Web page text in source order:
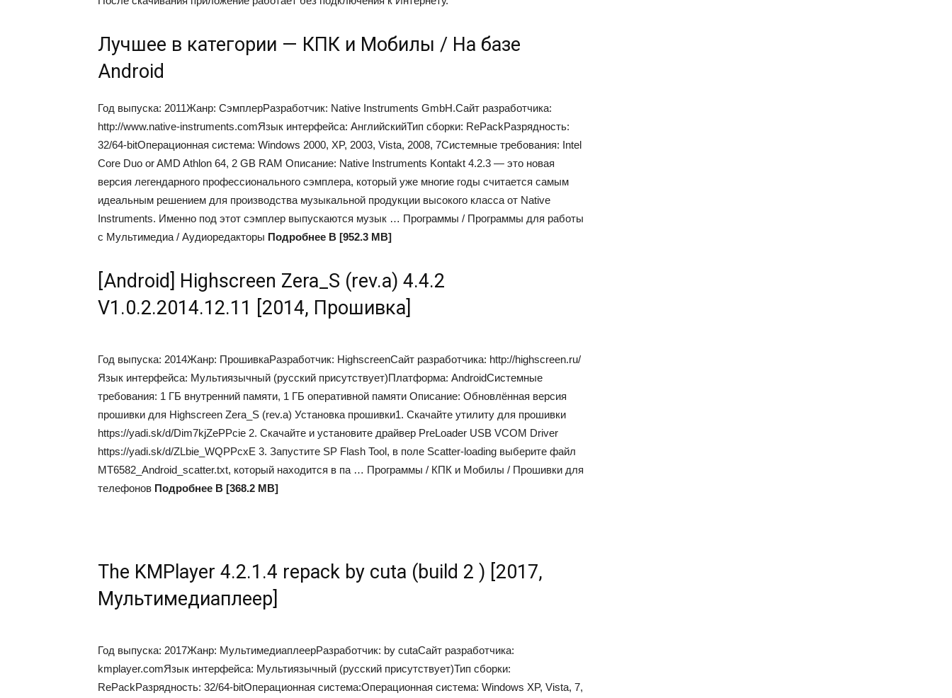
Лучшее в категории — КПК и Мобилы / На базе
Android
Год выпуска: 2011Жанр: СэмплерРазработчик: Native Instruments GmbH.Сайт разработчика:
http://www.native-instruments.comЯзык интерфейса: АнглийскийТип сборки: RePackРазрядность:
32/64-bitОперационная система: Windows 2000, XP, 2003, Vista, 2008, 7Системные требования: Intel
Core Duo or AMD Athlon 64, 2 GB RAM Описание: Native Instruments Kontakt 4.2.3 — это новая
версия легендарного профессионального сэмплера, который уже многие годы считается самым
идеальным решением для производства музыкальной продукции высокого класса от Native
Instruments. Именно под этот сэмплер выпускаются музык … Программы / Программы для работы
с Мультимедиа / Аудиоредакторы Подробнее В [952.3 MB]
[Android] Highscreen Zera_S (rev.a) 4.4.2
V1.0.2.2014.12.11 [2014, Прошивка]
Год выпуска: 2014Жанр: ПрошивкаРазработчик: HighscreenСайт разработчика: http://highscreen.ru/
Язык интерфейса: Мультиязычный (русский присутствует)Платформа: AndroidСистемные
требования: 1 ГБ внутренний памяти, 1 ГБ оперативной памяти Описание: Обновлённая версия
прошивки для Highscreen Zera_S (rev.a) Установка прошивки1. Скачайте утилиту для прошивки
https://yadi.sk/d/Dim7kjZePPcie 2. Скачайте и установите драйвер PreLoader USB VCOM Driver
https://yadi.sk/d/ZLbie_WQPPcxE 3. Запустите SP Flash Tool, в поле Scatter-loading выберите файл
MT6582_Android_scatter.txt, который находится в па … Программы / КПК и Мобилы / Прошивки для
телефонов Подробнее В [368.2 MB]
The KMPlayer 4.2.1.4 repack by cuta (build 2 ) [2017,
Мультимедиаплеер]
Год выпуска: 2017Жанр: МультимедиаплеерРазработчик: by cutaСайт разработчика:
kmplayer.comЯзык интерфейса: Мультиязычный (русский присутствует)Тип сборки:
RePackРазрядность: 32/64-bitОперационная система:Операционная система: Windows XP, Vista, 7,